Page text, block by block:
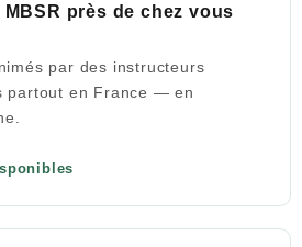
près de chez vous
par des instructeurs
partout en France — en